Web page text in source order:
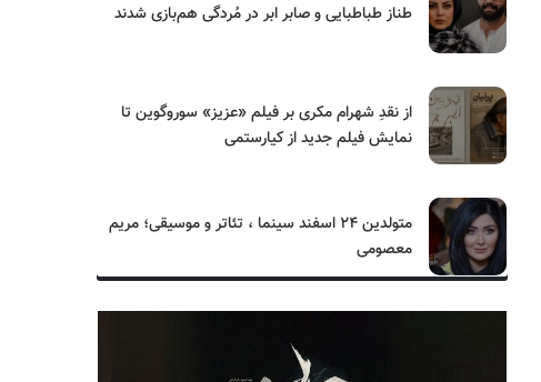
طناز طباطبایی و صابر ابر در مُردگی هم‌بازی شدند
از نقدِ شهرام مکری بر فیلم «عزیز» سوروگوین تا
نمایش فیلم جدید از کیارستمی
متولدین ۲۴ اسفند سینما ، تئاتر و موسیقی؛ مریم
معصومی